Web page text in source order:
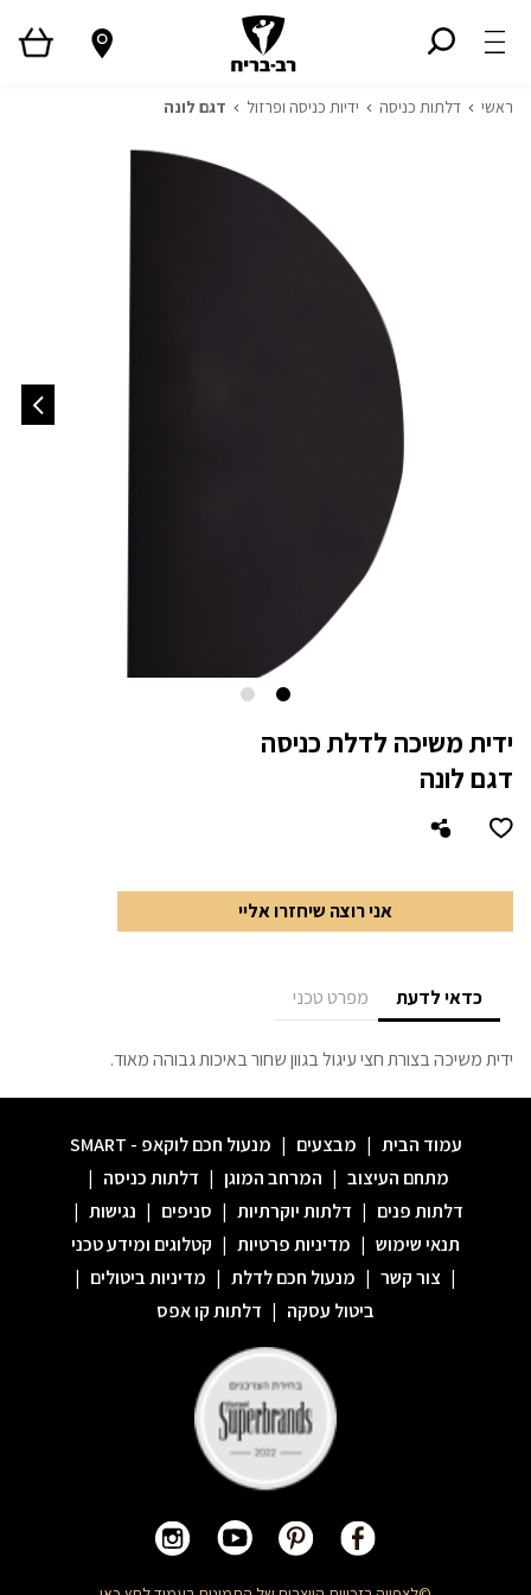
ראשי דלתות כניסה ידיות כניסה ופרזול דגם לונה
ידית משיכה לדלת כניסה
דגם לונה
אני רוצה שיחזרו אליי
כדאי לדעת מפרט טכני
ידית משיכה בצורת חצי עיגול בגוון שחור באיכות גבוהה מאוד.
עמוד הבית | מבצעים | מנעול חכם לוקאפ - SMART
מתחם העיצוב | המרחב המוגן | דלתות כניסה |
דלתות פנים | דלתות יוקרתיות | סניפים | נגישות |
תנאי שימוש | מדיניות פרטיות | קטלוגים ומידע טכני
| צור קשר | מנעול חכם לדלת | מדיניות ביטולים |
ביטול עסקה | דלתות קו אפס